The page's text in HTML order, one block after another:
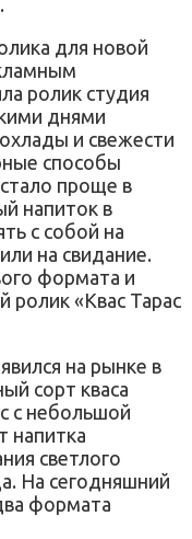
для новой
ролик студия
днями
и свежести
способы
проще в
напиток в
с собой на
на свидание.
формата и
ролик «Квас Тарас
на рынке в
сорт кваса
с небольшой
напитка
светлого
На сегодняшний
формата